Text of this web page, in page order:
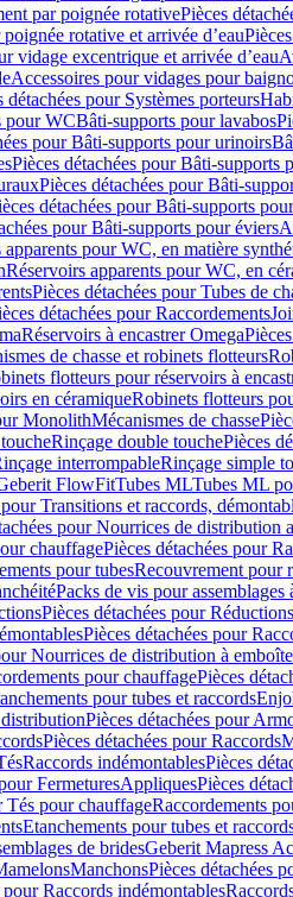
par poignée rotativePièces
rotative et arrivée d’eau
vidage excentrique et arrivée d’eau
Accessoires pour vidages pour
détachées pour Systèmes porteurs
pour WCBâti-supports pour lavabos
pour Bâti-supports pour urinoirs
Pièces détachées pour Bâti-supports
Pièces détachées pour Bâti-
détachées pour Bâti-supports
pour Bâti-supports pour éviers
apparents pour WC, en matière
Réservoirs apparents pour WC, en
Pièces détachées pour Tubes de
détachées pour Raccordements
Réservoirs à encastrer Omega
de chasse et robinets flotteurs
flotteurs pour réservoirs à
en céramiqueRobinets flotteurs
MonolithMécanismes de chasse
Rinçage double touchePièces
interrompableRinçage simple
FlowFitTubes MLTubes ML
Transitions et raccords,
pour Nourrices de distribution
chauffagePièces détachées pour
pour tubesRecouvrement pour
Packs de vis pour assemblages
Pièces détachées pour Réductions
Pièces détachées pour
Nourrices de distribution à
pour chauffagePièces
pour tubes et raccords
Pièces détachées pour
Pièces détachées pour Raccords
Raccords indémontablesPièces
FermeturesAppliquesPièces
Tés pour chauffageRaccordements
Etanchements pour tubes et
de bridesGeberit Mapress
ManchonsPièces détachées
pour Raccords indémontables